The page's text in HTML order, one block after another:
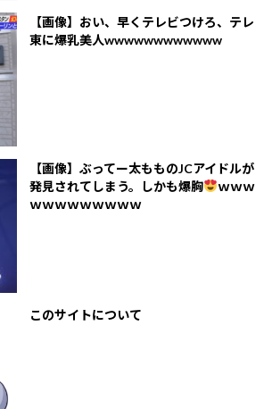
【画像】おい、早くテレビつけろ、テレ
東に爆乳美人wwwwwwwwwwww
【画像】ぶってー太もものJCアイドルが
発見されてしまう。しかも爆胸
ｗｗｗ
ｗｗｗｗｗｗｗｗｗ
このサイトについて